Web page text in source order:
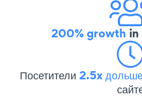
200% growth
Посетители 2.5x